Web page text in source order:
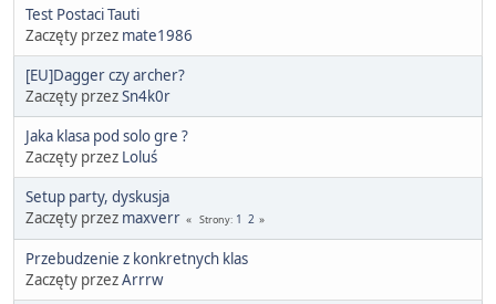
Test Postaci Tauti
Zaczęty przez mate1986
[EU]Dagger czy archer?
Zaczęty przezSn4k0r
Jaka klasa pod solo gre ?
Zaczęty przez Loluś
Setup party, dyskusja
Zaczęty przez maxverr Strony 1 2
Przebudzenie z konkretnych klas
Zaczęty przezArrrw